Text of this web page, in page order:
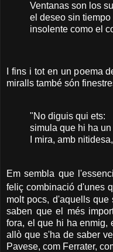
Ventanas son los
el deseo sin tiempo
insolente como el
I fins i tot en un poema
miralls també són
"No diguis qui ets:
simula que hi ha
I mira, amb
Em sembla que
feliç combinació d'unes
molt pocs, d'aquells
saben que el més
fora, el que hi ha enmig,
allò que s'ha de saber
Pavese, com Ferrater,